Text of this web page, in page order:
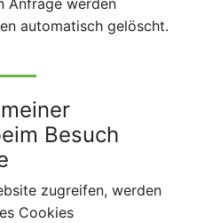
automatisch gelöscht.
Besuch
zugreifen, werden
Cookies